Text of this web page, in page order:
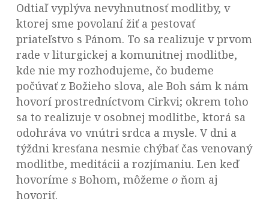
Odtiaľ vyplýva nevyhnutnosť modlitby, v
ktorej sme povolaní žiť a pestovať
priateľstvo s Pánom. To sa realizuje v prvom
rade v liturgickej a komunitnej modlitbe,
kde nie my rozhodujeme, čo budeme
počúvať z Božieho slova, ale Boh sám k nám
hovorí prostredníctvom Cirkvi; okrem toho
sa to realizuje v osobnej modlitbe, ktorá sa
odohráva vo vnútri srdca a mysle. V dni a
týždni kresťana nesmie chýbať čas venovaný
modlitbe, meditácii a rozjímaniu. Len keď
hovoríme sBohom, môžeme oňom aj
hovoriť.